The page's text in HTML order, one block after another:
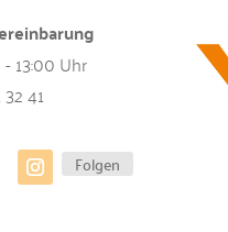
13:00 Uhr
41
Folgen